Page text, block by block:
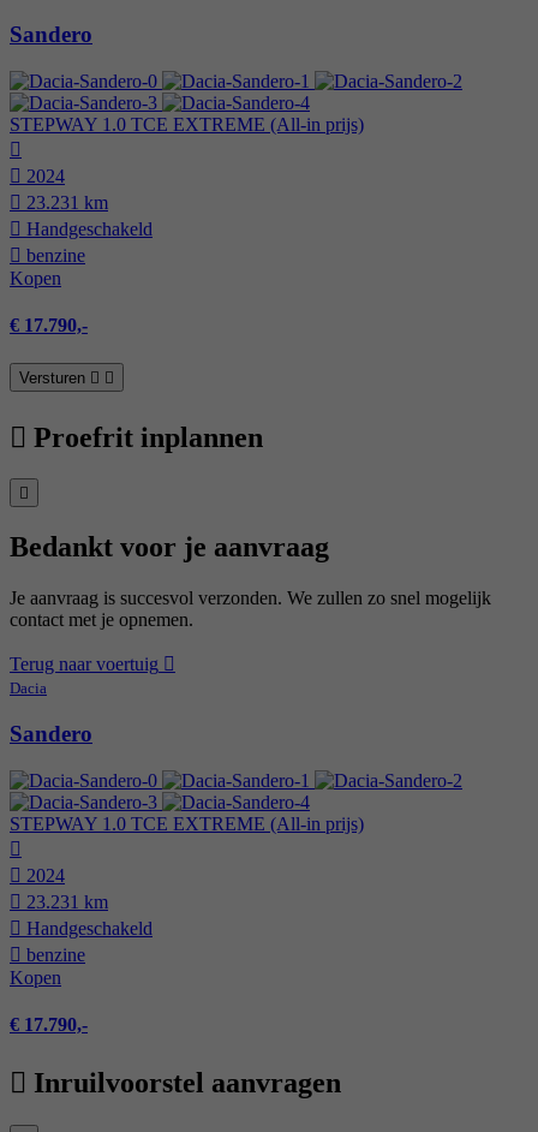
Sandero
STEPWAY 1.0 TCE EXTREME (All-in prijs)
2024
23.231 km
Hand­geschakeld
benzine
Kopen
€ 17.790,-
Versturen
Proefrit inplannen
Bedankt voor je aanvraag
Je aanvraag is succesvol verzonden. We zullen zo snel mogelijk
contact met je opnemen.
Terug naar voertuig
Dacia
Sandero
STEPWAY 1.0 TCE EXTREME (All-in prijs)
2024
23.231 km
Hand­geschakeld
benzine
Kopen
€ 17.790,-
Inruilvoorstel aanvragen